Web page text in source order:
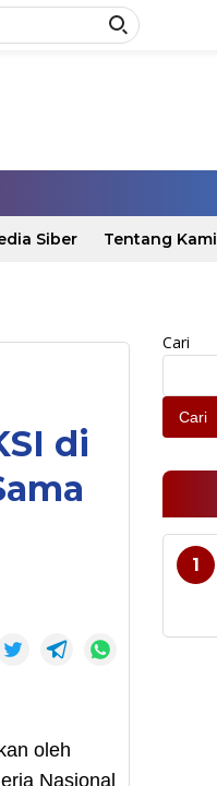
Siber Tentang Kami
di
oleh
Nasional
Cari
Cari
1